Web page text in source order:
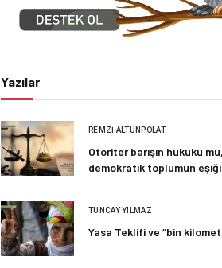
Yazılar
REMZI ALTUNPOLAT
Otoriter barışın hukuku mu,
demokratik toplumun eşiği
TUNCAY YILMAZ
Yasa Teklifi ve “bin